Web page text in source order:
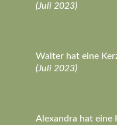
(Juli 2023)
Walter hat eine
(Juli 2023)
Alexandra hat eine